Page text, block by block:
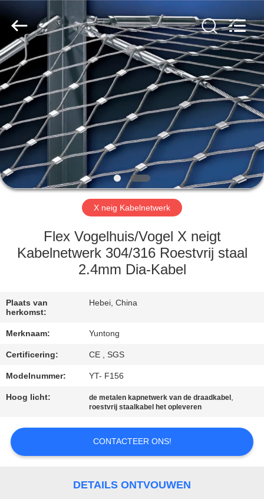
HUIS
PRODUCTEN
ONGEVEER
ONS
FABRIEKSREIS
KWALITEITSCONTROLE
CONTACTEER
VERZOEK
OM EEN
CITAAT
SITEMAP
Wire
Mesh
Co.,Ltd.
All
Rights
Reserved.
X neig Kabelnetwerk
Flex Vogelhuis/Vogel X neigt
Kabelnetwerk 304/316 Roestvrij staal
2.4mm Dia-Kabel
Plaats van
herkomst:
Hebei, China
Merknaam: Yuntong
Certificering: CE , SGS
Modelnummer: YT- F156
Hoog licht: de metalen kapnetwerk van de draadkabel ,
roestvrij staalkabel het opleveren
CONTACTEER ONS!
DETAILS ONTVOUWEN